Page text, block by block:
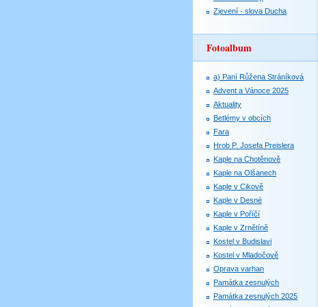
Zjevení - slova Ducha
Fotoalbum
a) Paní Růžena Stráníková
Advent a Vánoce 2025
Aktuality
Betlémy v obcích
Fara
Hrob P. Josefa Preislera
Kaple na Chotěnově
Kaple na Olšanech
Kaple v Cikově
Kaple v Desné
Kaple v Poříčí
Kaple v Zrnětíně
Kostel v Budislavi
Kostel v Mladočově
Oprava varhan
Památka zesnulých
Památka zesnulých 2025